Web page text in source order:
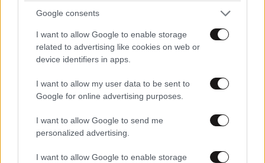
Google consents
I want to allow Google to enable storage
related to advertising like cookies on web or
device identifiers in apps.
I want to allow my user data to be sent to
Google for online advertising purposes.
I want to allow Google to send me
personalized advertising.
I want to allow Google to enable storage
Η οστεοπόρωση είναι πιο θεραπεύσιμη από ό,τι
νομίζετε – Ειδικοί εξηγούν τη λάθος αντίληψη